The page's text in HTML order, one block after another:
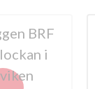
Oktetten